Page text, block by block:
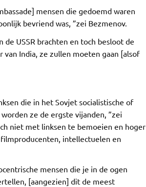
mensen die gedoemd waren
bevriend was, ”zei Bezmenov.
USSR brachten en toch besloot de
India, ze zullen moeten gaan [alsof
die in het Sovjet socialistische of
ze de ergste vijanden, ”zei
niet met linksen te bemoeien en hoger
intellectuelen en
mensen die je in de ogen
[aangezien] dit de meest